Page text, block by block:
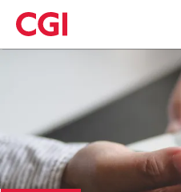
Skip
to
main